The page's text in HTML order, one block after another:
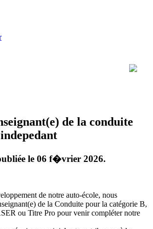
de la conduite
le 06 f�vrier 2026.
de notre auto-école, nous
de la Conduite pour la catégorie B,
ou Titre Pro pour venir compléter notre